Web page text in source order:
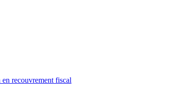
recouvrement fiscal